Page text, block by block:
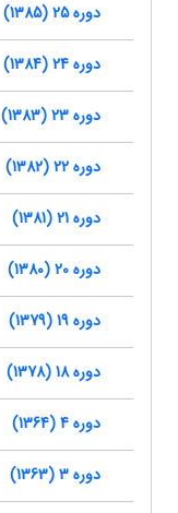
دوره 25 (1385)
دوره 24 (1384)
دوره 23 (1383)
دوره 22 (1382)
دوره 21 (1381)
دوره 20 (1380)
دوره 19 (1379)
دوره 18 (1378)
دوره 4 (1364)
دوره 3 (1363)